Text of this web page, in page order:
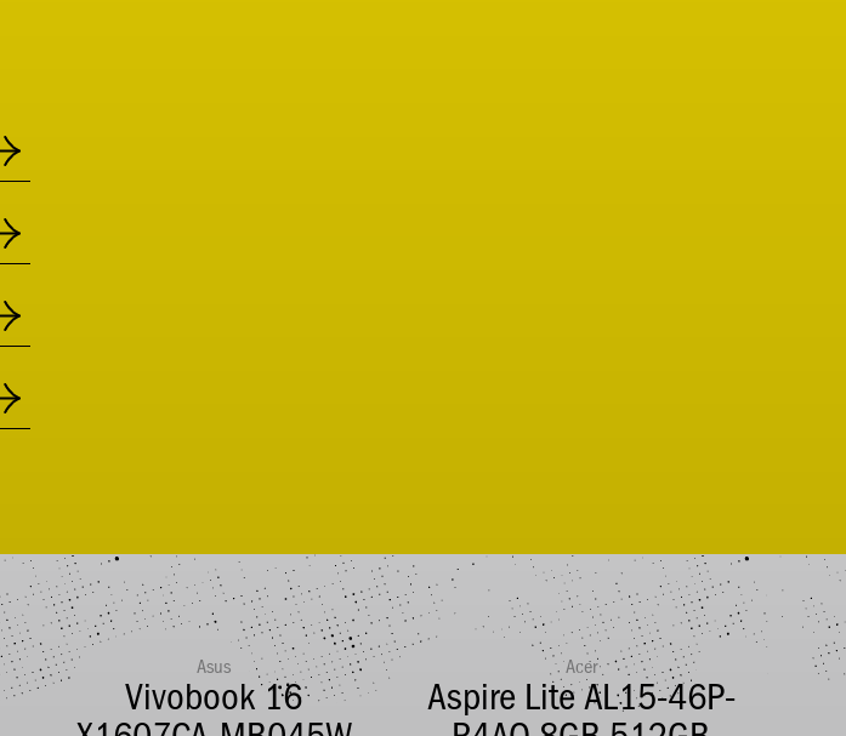
Asus
Vivobook 16
Acer
Aspire Lite AL15-46P-